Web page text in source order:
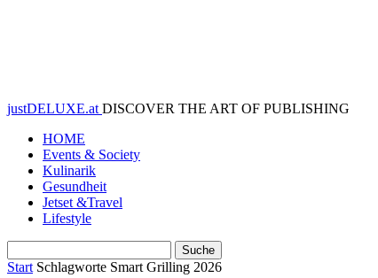
justDELUXE.at DISCOVER THE ART OF PUBLISHING
HOME
Events & Society
Kulinarik
Gesundheit
Jetset &Travel
Lifestyle
Start Schlagworte Smart Grilling 2026